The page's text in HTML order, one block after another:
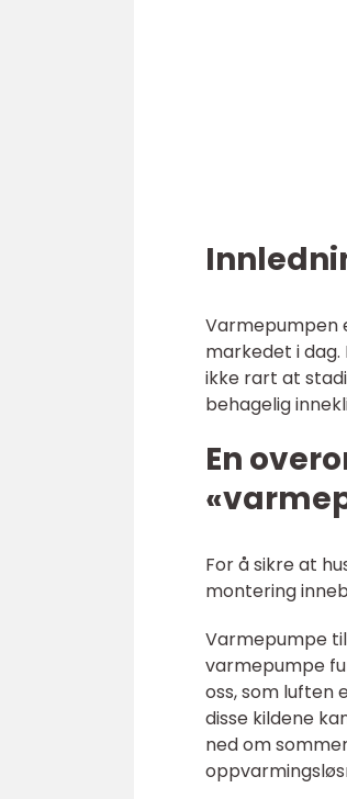
Varmepumpen
markedet i
ikke rart at
behagelig
En
For å sikre at
montering
Varmepumpe
varmepumpe
oss, som luften
disse kildene
ned om